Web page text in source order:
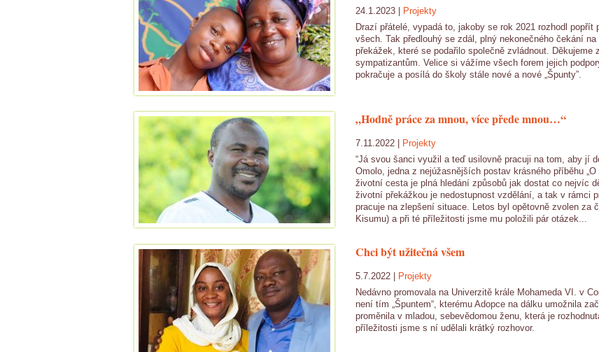
24.1.2023 | Projekty
Drazí přátelé, vypadá to, jakoby se rok 2021 rozhodl
všech. Tak předlouhý se zdál, plný nekonečného čekání
překážek, které se podařilo společně zvládnout. Děkujeme
sympatizantům. Velice si vážíme všech forem jejich
pokračuje a posílá do školy stále nové a nové „Špunty”.
„Hodně práce za mnou, více přede mnou…“
7.11.2022 | Projekty
“Já svou šanci využil a teď usilovně pracuji na tom, aby jí
Omolo, jedna z nejúžasnějších postav krásného příběhu
životní cesta je plná hledání způsobů jak dostat co nejvíc
životní překážkou je nedostupnost vzdělání, a tak v rámci
pracuje na zlepšení situace. Letos byl opětovně zvolen za
Kisumu) a při té příležitosti jsme mu položili pár otázek...
Chci být užitečná všem
5.7.2022 | Projekty
Nedávno promovala na Univerzitě krále Mohameda VI. v
není tím „Špuntem“, kterému Adopce na dálku umožnila
proměnila v mladou, sebevědomou ženu, která je
příležitosti jsme s ní udělali krátký rozhovor.